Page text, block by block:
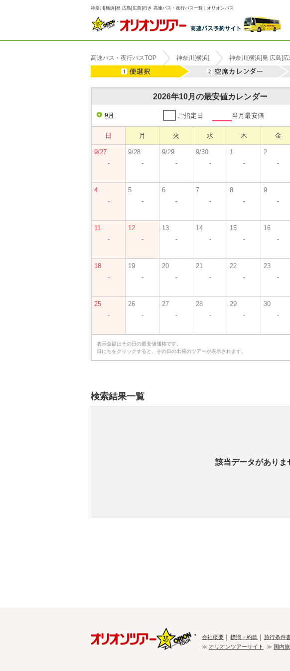
神奈川[横浜]発 広島[広島]行き 高速バス・夜行バス一覧 | オリオンバス
高速バス・夜行バスTOP 神奈川[横浜] 神奈川[横浜]発 広島[
2026年10月の最安値カレンダー
9月 ご指定日 当月最安値
日 月 火 水 木 金
9/27
-
9/28
-
9/29
-
9/30
-
1
-
2
-
4
-
5
-
6
-
7
-
8
-
9
-
11
-
12
-
13
-
14
-
15
-
16
-
18
-
19
-
20
-
21
-
22
-
23
-
25
-
26
-
27
-
28
-
29
-
30
-
表示金額はその日の最安値価格です。
日にちをクリックすると、その日の出発のツアーが表示されます。
検索結果一覧
該当データがありま
会社概要 標識・約款 旅行条件
≫ オリオンツアーサイト ≫ 国内